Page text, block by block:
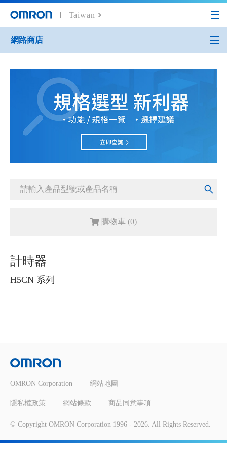
Taiwan
Home
網路商店
購物車 (0)
計時器
H5CN 系列
OMRON Corporation 網站地圖
隱私權政策 網站條款 商品同意事項
© Copyright OMRON Corporation 1996 - 2026. All Rights Reserved.